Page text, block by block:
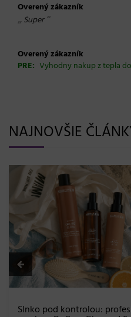
Overený zákazník
„ Super“
Overený zákazník
PRE: Vyhodny nakup z tepla
NAJNOVŠIE
Slnko pod kontrolou: